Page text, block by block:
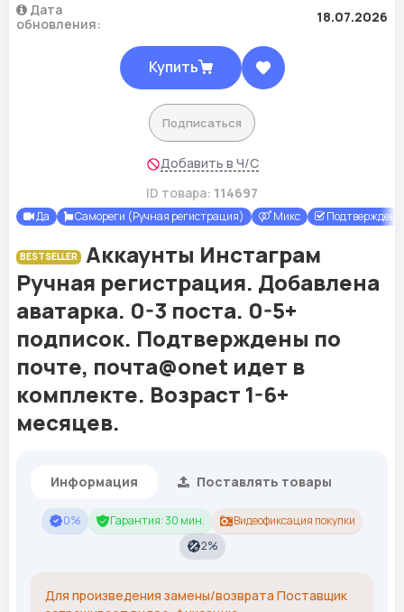
Дата
обновления:
18.07.2026
Купить
Подписаться
Добавить в Ч/С
ID товара: 114697
Да Самореги (Ручная регистрация) Микс Подтверждены
BESTSELLER
Аккаунты Инстаграм
Ручная регистрация. Добавлена
аватарка. 0-3 поста. 0-5+
подписок. Подтверждены по
почте, почта@onet идет в
комплекте. Возраст 1-6+
месяцев.
Информация Поставлять товары
0% Гарантия: 30 мин.
Видеофиксация покупки
2%
Для произведения замены/возврата Поставщик